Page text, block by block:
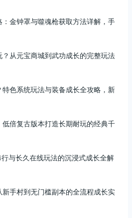
金钟罩与噬魂枪获取方法详解，手
从元宝商城到武功成长的完整玩法
色系统玩法与装备成长全攻略，新
倍复古版本打造长期耐玩的经典千
与长久在线玩法的沉浸式成长全解
手村到无门槛副本的全流程成长实